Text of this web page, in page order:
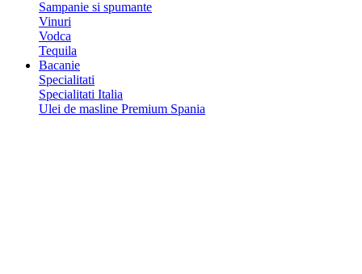
Sampanie si spumante
Vinuri
Vodca
Tequila
Bacanie
Specialitati
Specialitati Italia
Ulei de masline Premium Spania